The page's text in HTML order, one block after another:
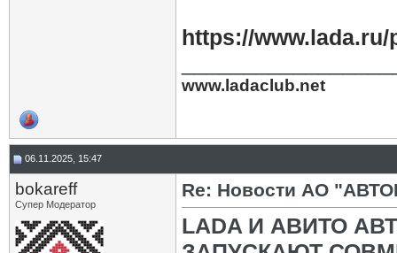
https://
www.ladaclub.net
06.11.2025, 15:47
bokareff
Супер Модератор
Re: Новости АО
LADA И АВИТО